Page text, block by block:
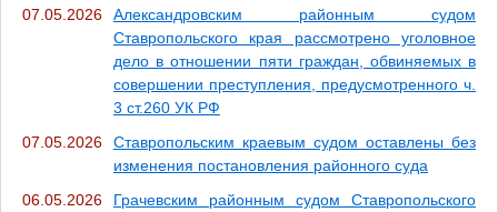
07.05.2026
Александровским районным судом
Ставропольского края рассмотрено уголовное
дело в отношении пяти граждан, обвиняемых в
совершении преступления, предусмотренного ч.
3 ст.260 УК РФ
07.05.2026
Ставропольским краевым судом оставлены без
изменения постановления районного суда
06.05.2026
Грачевским районным судом Ставропольского